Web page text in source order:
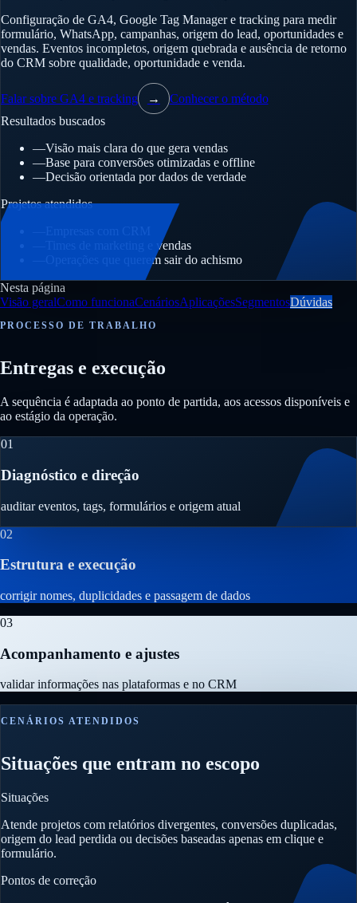
Configuração de GA4, Google Tag Manager e tracking para medir
formulário, WhatsApp, campanhas, origem do lead, oportunidades e
vendas. Eventos incompletos, origem quebrada e ausência de retorno
do CRM sobre qualidade, oportunidade e venda.
Falar sobre GA4 e tracking →
Conhecer o método
Resultados buscados
—Visão mais clara do que gera vendas
—Base para conversões otimizadas e offline
—Decisão orientada por dados de verdade
Projetos atendidos
Times de marketing e vendas
Operações que querem sair do achismo
Nesta página
Visão geralComo funcionaCenáriosAplicaçõesSegmentosDúvidas
PROCESSO DE TRABALHO
Entregas e execução
A sequência é adaptada ao ponto de partida, aos acessos disponíveis e
ao estágio da operação.
01
Diagnóstico e direção
auditar eventos, tags, formulários e origem atual
02
Estrutura e execução
corrigir nomes, duplicidades e passagem de dados
03
Acompanhamento e ajustes
validar informações nas plataformas e no CRM
CENÁRIOS ATENDIDOS
Situações que entram no escopo
Situações
Atende projetos com relatórios divergentes, conversões duplicadas,
origem do lead perdida ou decisões baseadas apenas em clique e
formulário.
Pontos de correção